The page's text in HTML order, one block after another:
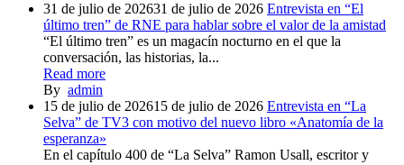
31 de julio de 202631 de julio de 2026 Entrevista en “El
último tren” de RNE para hablar sobre el valor de la amistad
“El último tren” es un magacín nocturno en el que la
conversación, las historias, la...
Read more
By admin
15 de julio de 202615 de julio de 2026 Entrevista en “La
Selva” de TV3 con motivo del nuevo libro «Anatomía de la
esperanza»
En el capítulo 400 de “La Selva” Ramon Usall, escritor y